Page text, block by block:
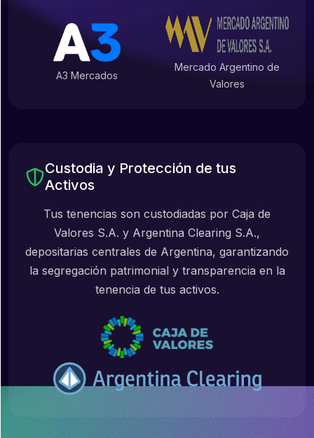
A3 Mercados
Mercado Argentino de
Valores
Custodia y Protección de tus
Activos
Tus tenencias son custodiadas por Caja de
Valores S.A. y Argentina Clearing S.A.,
depositarias centrales de Argentina, garantizando
la segregación patrimonial y transparencia en la
tenencia de tus activos.